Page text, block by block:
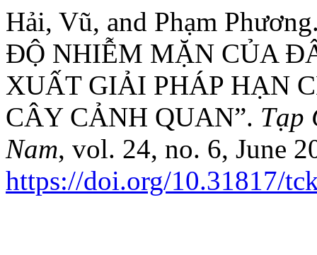
Hải, Vũ, and Phạm
ĐỘ NHIỄM MẶN CỦA
XUẤT GIẢI PHÁP HẠN
CÂY CẢNH QUAN”. Tạp
Nam, vol. 24, no. 6, June
https://doi.org/10.31817/